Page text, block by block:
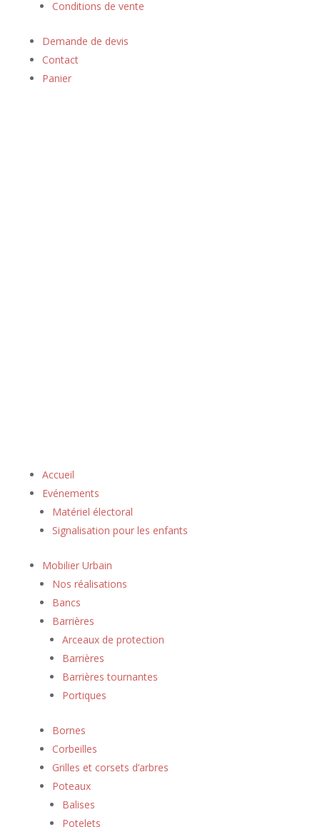
Conditions de vente
Demande de devis
Contact
Panier
Accueil
Evénements
Matériel électoral
Signalisation pour les enfants
Mobilier Urbain
Nos réalisations
Bancs
Barrières
Arceaux de protection
Barrières
Barrières tournantes
Portiques
Bornes
Corbeilles
Grilles et corsets d’arbres
Poteaux
Balises
Potelets